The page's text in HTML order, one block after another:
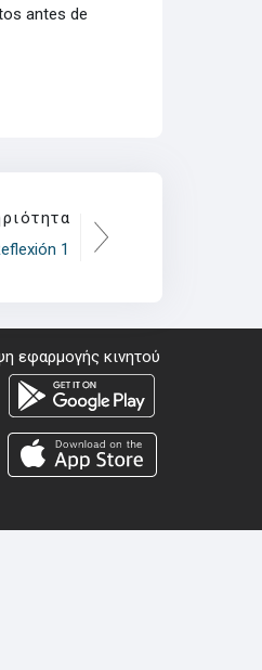
antes de
1
εφαρμογής κινητού